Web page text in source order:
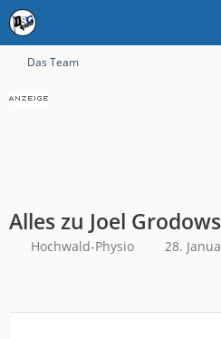
Das Team
Alles zu Joel
Hochwald-Physio 28.